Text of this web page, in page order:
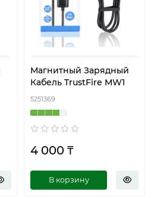
Магнитный Зарядный
Кабель TrustFire MW1
5251369
4 000 ₸
В корзину